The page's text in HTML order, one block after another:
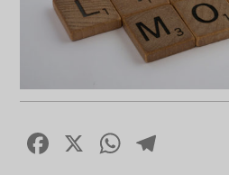
Facebook
X WhatsApp